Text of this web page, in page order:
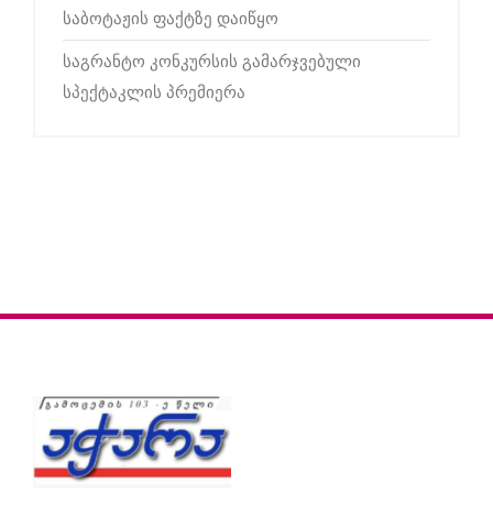
საბოტაჟის ფაქტზე დაიწყო
საგრანტო კონკურსის გამარჯვებული
სპექტაკლის პრემიერა